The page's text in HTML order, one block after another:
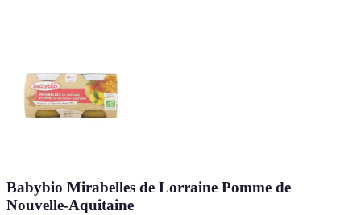
Babybio Mirabelles de Lorraine Pomme de
Nouvelle-Aquitaine